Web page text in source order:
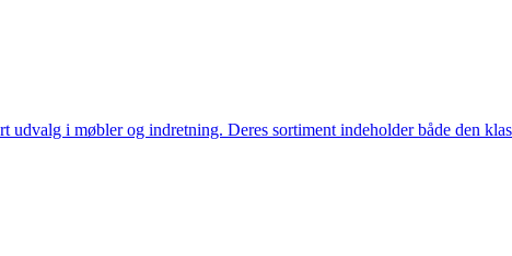
i møbler og indretning. Deres sortiment indeholder både den